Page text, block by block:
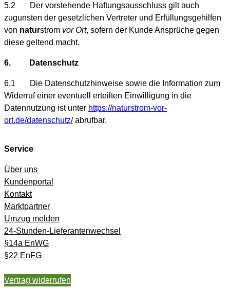
5.2 Der vorstehende Haftungsausschluss gilt auch
zugunsten der gesetzlichen Vertreter und Erfüllungsgehilfen
von naturstrom vor Ort, sofern der Kunde Ansprüche gegen
diese geltend macht.
6. Datenschutz
6.1 Die Datenschutzhinweise sowie die Information zum
Widerruf einer eventuell erteilten Einwilligung in die
Datennutzung ist unter https://naturstrom-vor-
ort.de/datenschutz/abrufbar.
Service
Über uns
Kundenportal
Kontakt
Marktpartner
Umzug melden
24-Stunden-Lieferantenwechsel
§14a EnWG
§22 EnFG
Vertrag widerrufen